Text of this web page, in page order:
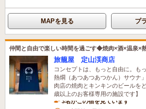
MAPを見る プ
仲間と自由で楽しい時間を過ごす◆焼肉×酒×温泉×
旅籠屋 定山渓商店
コンセプトは、もっと自由に。も
熱燗（あつあつあつかん）サウナ
肉店の焼肉とキンキンのビールを
歳以上のお客様専用の施設です】
3名がこの宿を見ています